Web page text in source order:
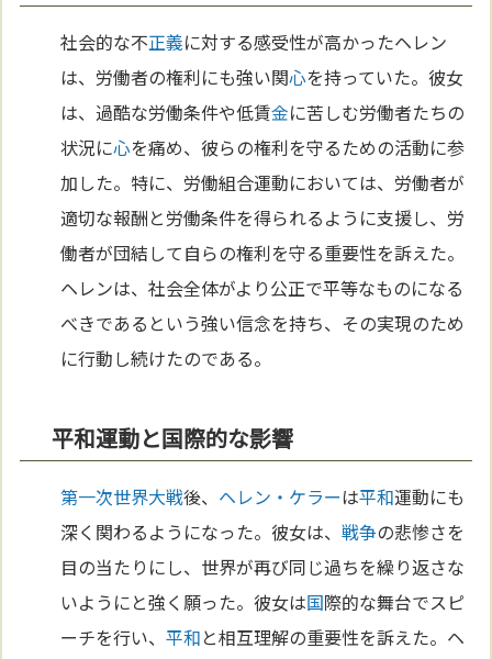
社会的な不正義に対する感受性が高かったヘレン
は、労働者の権利にも強い関心を持っていた。彼女
は、過酷な労働条件や低賃金に苦しむ労働者たちの
状況に心を痛め、彼らの権利を守るための活動に参
加した。特に、労働組合運動においては、労働者が
適切な報酬と労働条件を得られるように支援し、労
働者が団結して自らの権利を守る重要性を訴えた。
ヘレンは、社会全体がより公正で平等なものになる
べきであるという強い信念を持ち、その実現のため
に行動し続けたのである。
平和運動と国際的な影響
第一次世界大戦後、 ヘレン・ケラーは平和運動にも
深く関わるようになった。彼女は、戦争の悲惨さを
目の当たりにし、世界が再び同じ過ちを繰り返さな
いようにと強く願った。彼女は国際的な舞台でスピ
ーチを行い、平和と相互理解の重要性を訴えた。ヘ